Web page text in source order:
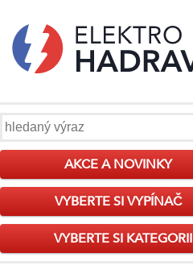
AKCE A NOVINKY
VYBERTE SI VYPÍNAČ
VYBERTE SI KATEGORII